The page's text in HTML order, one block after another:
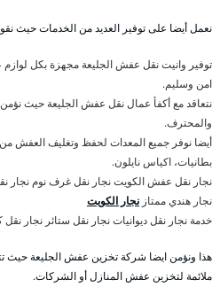
نعمل أيضا على توفير العديد من الخدمات حيث
توفير وانيت نقل عفش الجليعة مجهزة بكل
امن وسليم.
نتعاقد مع أكفأ عمال نقل عفش الجليعة حيث
والمحترف.
أيضا نوفر جميع المعدات لحفظ وتغليف العفش من
بطانيات، اكياس نايلون.
نجار نقل عفش الكويت نجار نقل غرف نوم نجار
نجار هندي ممتاز نجار الكويت
خدمة نجار نقل ديوانيات نجار نقل ستائر نجار
هذا ونؤمن ايضا شركة تخزين عفش الجليعة حيث
ملائمة لتخزين عفش المنازل أو الشركات.